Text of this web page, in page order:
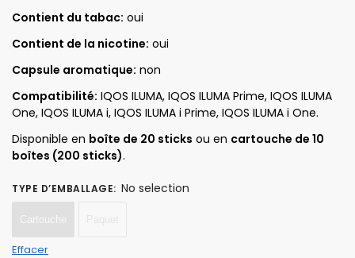
Contient du tabac: oui
Contient de la nicotine: oui
Capsule aromatique: non
Compatibilité: IQOS ILUMA, IQOS ILUMA Prime, IQOS ILUMA
One, IQOS ILUMA i, IQOS ILUMA i Prime, IQOS ILUMA i One.
Disponible en boîte de 20 sticks ou en cartouche de 10
boîtes (200 sticks).
TYPE D’EMBALLAGE: No selection
Cartouche
Effacer